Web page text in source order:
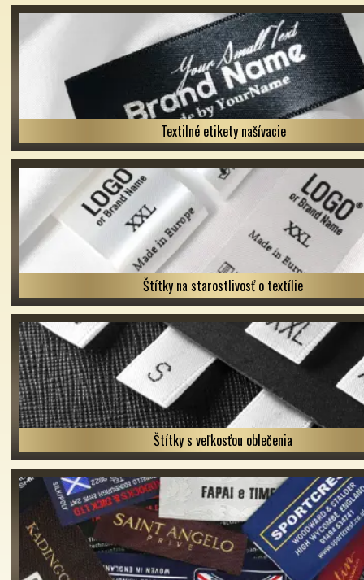
Textilné etikety našívacie
Štítky na starostlivosť o textílie
Štítky s veľkosťou oblečenia